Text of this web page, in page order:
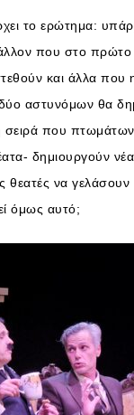
το ερώτημα:
που στο
και άλλα που
αστυνόμων θα
σειρά που
δημιουργούν νέα
θεατές να γελάσουν
όμως αυτό;